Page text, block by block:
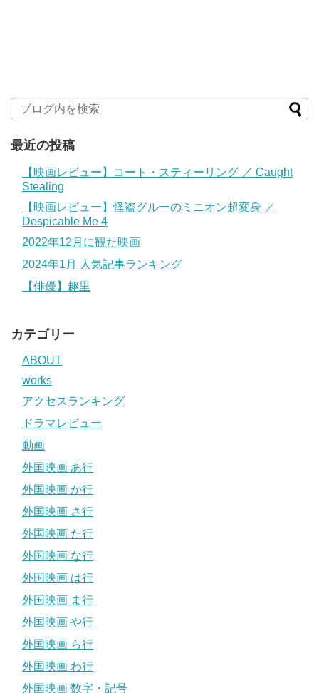
最近の投稿
【映画レビュー】コート・スティーリング ／ Caught
Stealing
【映画レビュー】怪盗グルーのミニオン超変身 ／
Despicable Me 4
2022年12月に観た映画
2024年1月 人気記事ランキング
【俳優】趣里
カテゴリー
ABOUT
works
アクセスランキング
ドラマレビュー
動画
外国映画 あ行
外国映画 か行
外国映画 さ行
外国映画 た行
外国映画 な行
外国映画 は行
外国映画 ま行
外国映画 や行
外国映画 ら行
外国映画 わ行
外国映画 数字・記号